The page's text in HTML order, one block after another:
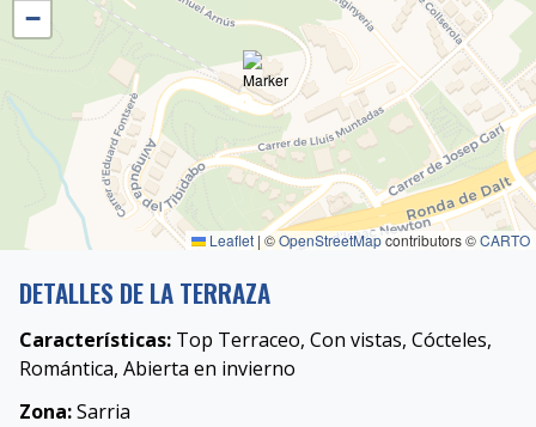
−
Leaflet | ©OpenStreetMapcontributors ©CARTO
DETALLES DE LA TERRAZA
Características: Top Terraceo, Con vistas, Cócteles,
Romántica, Abierta en invierno
Zona:Sarria